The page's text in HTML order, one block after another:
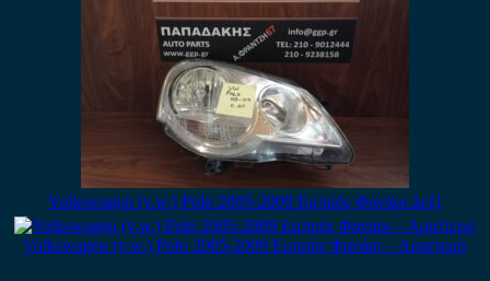
Volkswagen (v.w.) Polo 2005-2009 Εμπρός Φανάρι Δεξί
Volkswagen (v.w.) Polo 2005-2009 Εμπρός Φανάρι – Αριστερό